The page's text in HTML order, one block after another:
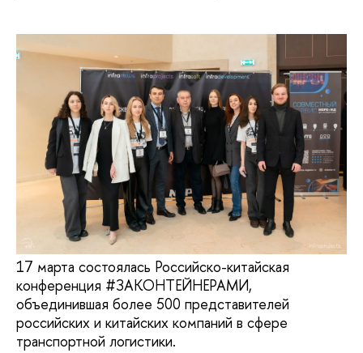
17 марта состоялась Российско-китайская
конференция #ЗАКОНТЕЙНЕРАМИ,
объединившая более 500 представителей
российских и китайских компаний в сфере
транспортной логистики.